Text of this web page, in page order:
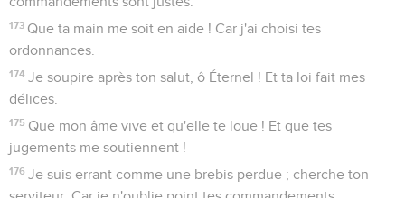
173 Que ta main me soit en aide ! Car j'ai choisi tes
ordonnances.
174 Je soupire après ton salut, ô Éternel ! Et ta loi fait mes
délices.
175 Que mon âme vive et qu'elle te loue ! Et que tes
jugements me soutiennent !
176 Je suis errant comme une brebis perdue ; cherche ton